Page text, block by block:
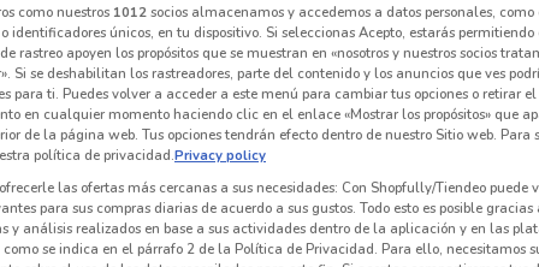
como nuestros 1012socios almacenamos y accedemos a datos personales, como
identificadores únicos, en tu dispositivo. Si seleccionas Acepto, estarás
rastreo apoyen los propósitos que se muestran en «nosotros y nuestros socios
Si se deshabilitan los rastreadores, parte del contenido y los anuncios que ves
para ti. Puedes volver a acceder a este menú para cambiar tus opciones o retirar el
en cualquier momento haciendo clic en el enlace «Mostrar los propósitos» que
de la página web. Tus opciones tendrán efecto dentro de nuestro Sitio web. Para
política de privacidad.Privacy policy
las ofertas más cercanas a sus necesidades: Con Shopfully/Tiendeo puede
para sus compras diarias de acuerdo a sus gustos. Todo esto es posible gracias
y análisis realizados en base a sus actividades dentro de la aplicación y en las
como se indica en el párrafo 2 de la Política de Privacidad. Para ello, necesitamos